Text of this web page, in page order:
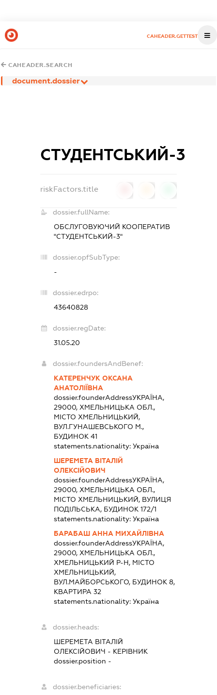
CAHEADER.GETTEST
CAHEADER.SEARCH
document.dossier
СТУДЕНТСЬКИЙ-3
riskFactors.title
dossier.fullName:
ОБСЛУГОВУЮЧИЙ КООПЕРАТИВ
"СТУДЕНТСЬКИЙ-3"
dossier.opfSubType:
-
dossier.edrpo:
43640828
dossier.regDate:
31.05.20
dossier.foundersAndBenef:
КАТЕРЕНЧУК ОКСАНА
АНАТОЛІЇВНА
dossier.founderAddressУКРАЇНА,
29000, ХМЕЛЬНИЦЬКА ОБЛ.,
МІСТО ХМЕЛЬНИЦЬКИЙ,
ВУЛ.ГУНАШЕВСЬКОГО М.,
БУДИНОК 41
statements.nationality:Україна
ШЕРЕМЕТА ВІТАЛІЙ
ОЛЕКСІЙОВИЧ
dossier.founderAddressУКРАЇНА,
29000, ХМЕЛЬНИЦЬКА ОБЛ.,
МІСТО ХМЕЛЬНИЦЬКИЙ, ВУЛИЦЯ
ПОДІЛЬСЬКА, БУДИНОК 172/1
statements.nationality:Україна
БАРАБАШ АННА МИХАЙЛІВНА
dossier.founderAddressУКРАЇНА,
29000, ХМЕЛЬНИЦЬКА ОБЛ.,
ХМЕЛЬНИЦЬКИЙ Р-Н, МІСТО
ХМЕЛЬНИЦЬКИЙ,
ВУЛ.МАЙБОРСЬКОГО, БУДИНОК 8,
КВАРТИРА 32
statements.nationality:Україна
dossier.heads:
ШЕРЕМЕТА ВІТАЛІЙ
ОЛЕКСІЙОВИЧ - КЕРІВНИК
dossier.position -
dossier.beneficiaries: